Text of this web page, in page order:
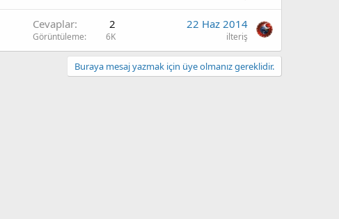
Cevaplar 2
Görüntüleme 6K
22 Haz 2014
ilteriş
Buraya mesaj yazmak için üye olmanız gereklidir.